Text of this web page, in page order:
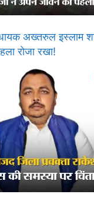
अख्तरुल इस्लाम
रोजा रखा!